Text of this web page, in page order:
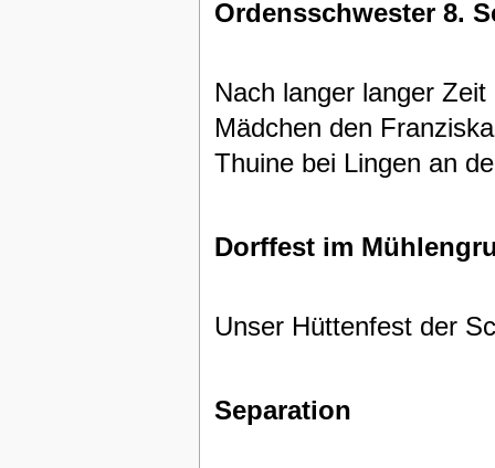
Ordensschwester 8.
Nach langer langer
Mädchen den
Thuine bei Lingen an
Dorffest im
Unser Hüttenfest der
Separation